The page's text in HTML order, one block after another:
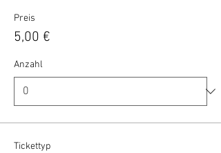
Preis
5,00 €
Anzahl
Tickettyp